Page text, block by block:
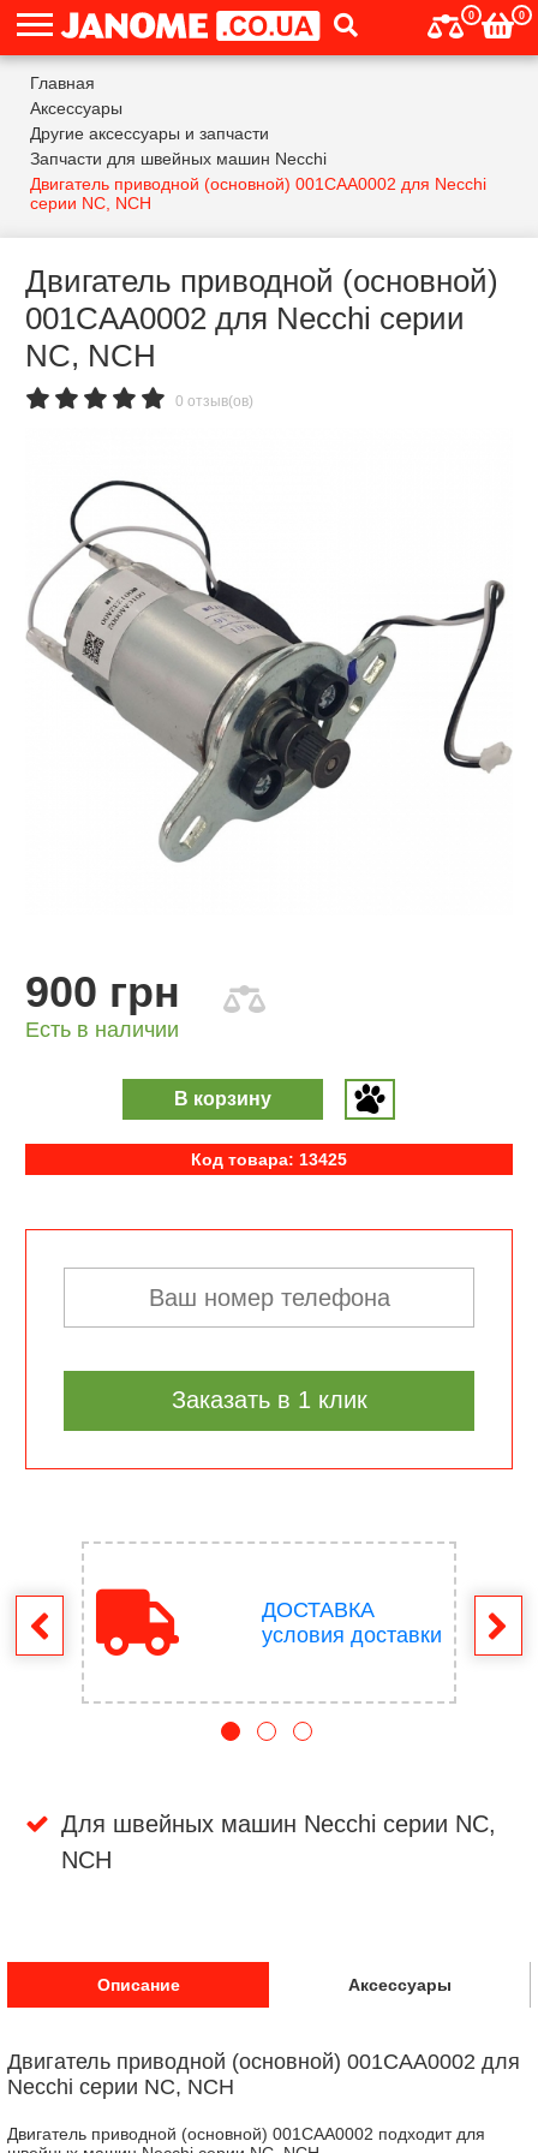
0 0
Главная
Аксессуары
Другие аксессуары и запчасти
Запчасти для швейных машин Necchi
Двигатель приводной (основной) 001CAA0002 для Necchi
серии NC, NCH
Двигатель приводной (основной)
001CAA0002 для Necchi серии
NC, NCH
0 отзыв(ов)
900 грн
Есть в наличии
В корзину
Код товара: 13425
Заказать в 1 клик
ДОСТАВКА
условия доставки
Для швейных машин Necchi серии NC,
NCH
Описание Аксессуары
Двигатель приводной (основной) 001CAA0002 для
Necchi серии NC, NCH
Двигатель приводной (основной) 001CAA0002 подходит для